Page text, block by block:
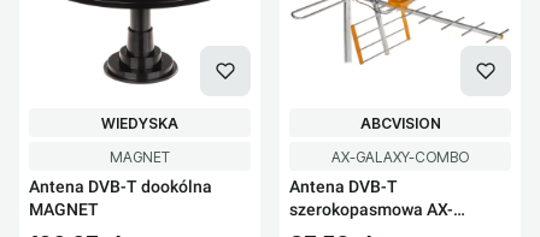
Kod produktu
MAGNET
Antena DVB-T dookólna
MAGNET
PRODUCENT
WIEDYSKA
Kod produktu
AX-GALAXY-COMBO
Antena DVB-T
szerokopasmowa AX-
GALAXY-COMBO
PRODUCENT
ABCVISION